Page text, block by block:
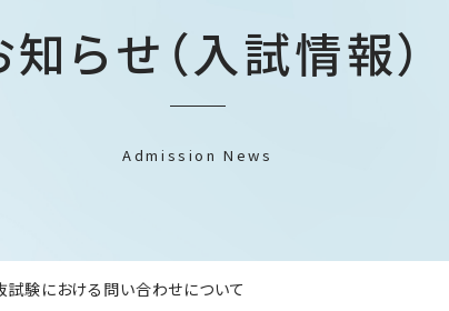
知らせ（入試情報）
Admission News
試験における問い合わせについて